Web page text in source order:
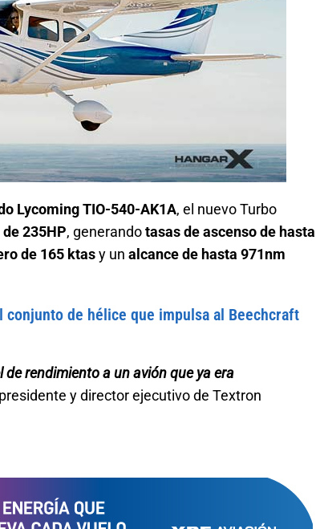
Lycoming TIO-540-AK1A, el nuevo Turbo
235HP, generandotasas de ascenso de hasta
de 165 ktasy un alcance de hasta 971nm
conjunto de hélice que impulsa al Beechcraft
rendimiento a un avión que ya era
y director ejecutivo de Textron